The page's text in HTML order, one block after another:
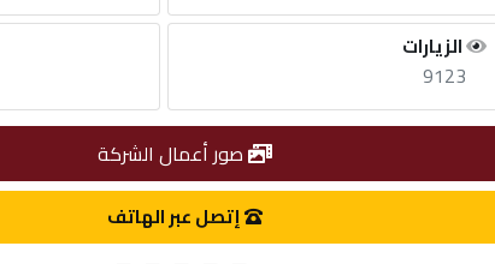
الزيارات
9123
صور أعمال الشركة
إتصل عبر الهاتف